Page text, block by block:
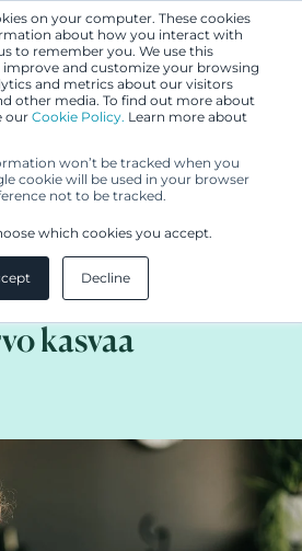
on your computer. These cookies
about how you interact with
to remember you. We use this
and customize your browsing
and metrics about our visitors
other media. To find out more about
our Cookie Policy. Learn more about
won’t be tracked when you
cookie will be used in your browser
not to be tracked.
which cookies you accept.
Decline
–
on kuin kone, jota
säännöllisesti,
kasvaa